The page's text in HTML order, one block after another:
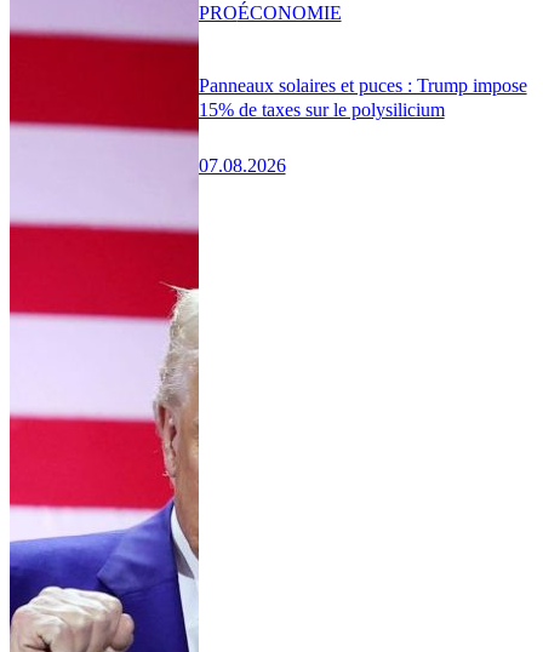
Panneaux solaires et puces : Trump impose
15% de taxes sur le polysilicium
07.08.2026
PROÉCONOMIE